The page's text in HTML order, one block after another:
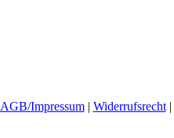
AGB/Impressum| Widerrufsrecht|